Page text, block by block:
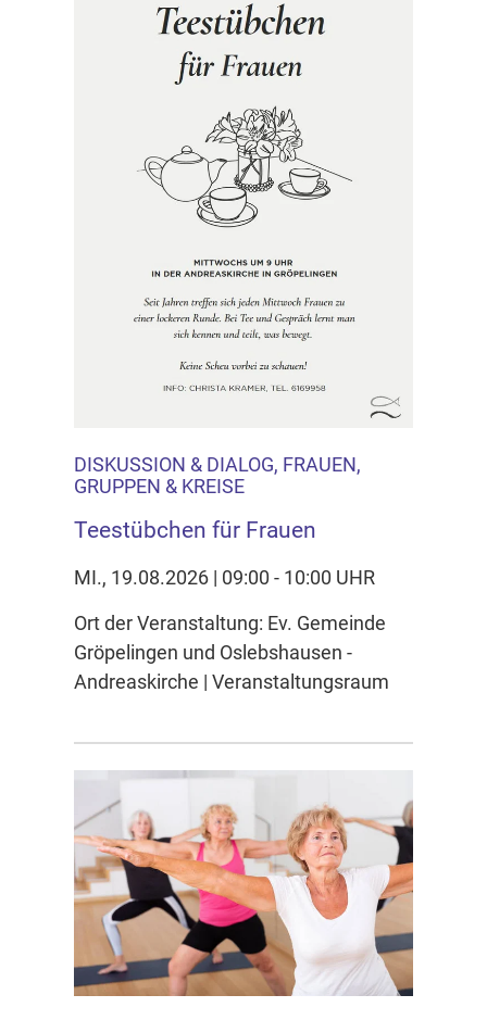
DISKUSSION & DIALOG, FRAUEN,
GRUPPEN & KREISE
Teestübchen für Frauen
MI., 19.08.2026 | 09:00 - 10:00 UHR
Ort der Veranstaltung: Ev. Gemeinde
Gröpelingen und Oslebshausen -
Andreaskirche | Veranstaltungsraum